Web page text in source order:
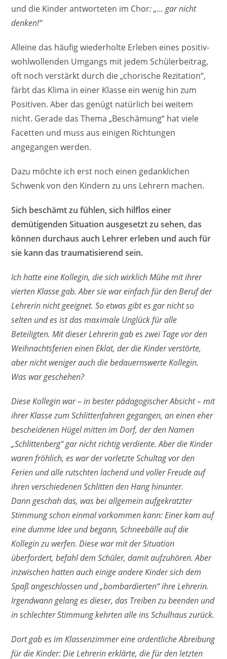
und die Kinder antworteten im Chor: „… gar nicht
denken!“
Alleine das häufig wiederholte Erleben eines positiv-
wohlwollenden Umgangs mit jedem Schülerbeitrag,
oft noch verstärkt durch die „chorische Rezitation“,
färbt das Klima in einer Klasse ein wenig hin zum
Positiven. Aber das genügt natürlich bei weitem
nicht. Gerade das Thema „Beschämung“ hat viele
Facetten und muss aus einigen Richtungen
angegangen werden.
Dazu möchte ich erst noch einen gedanklichen
Schwenk von den Kindern zu uns Lehrern machen.
Sich beschämt zu fühlen, sich hilflos einer
demütigenden Situation ausgesetzt zu sehen, das
können durchaus auch Lehrer erleben und auch für
sie kann das traumatisierend sein.
Ich hatte eine Kollegin, die sich wirklich Mühe mit ihrer
vierten Klasse gab. Aber sie war einfach für den Beruf der
Lehrerin nicht geeignet. So etwas gibt es gar nicht so
selten und es ist das maximale Unglück für alle
Beteiligten. Mit dieser Lehrerin gab es zwei Tage vor den
Weihnachtsferien einen Eklat, der die Kinder verstörte,
aber nicht weniger auch die bedauernswerte Kollegin.
Was war geschehen?
Diese Kollegin war – in bester pädagogischer Absicht – mit
ihrer Klasse zum Schlittenfahren gegangen, an einen eher
bescheidenen Hügel mitten im Dorf, der den Namen
„Schlittenberg“ gar nicht richtig verdiente. Aber die Kinder
waren fröhlich, es war der vorletzte Schultag vor den
Ferien und alle rutschten lachend und voller Freude auf
ihren verschiedenen Schlitten den Hang hinunter.
Dann geschah das, was bei allgemein aufgekratzter
Stimmung schon einmal vorkommen kann: Einer kam auf
eine dumme Idee und begann, Schneebälle auf die
Kollegin zu werfen. Diese war mit der Situation
überfordert, befahl dem Schüler, damit aufzuhören. Aber
inzwischen hatten auch einige andere Kinder sich dem
Spaß angeschlossen und „bombardierten“ ihre Lehrerin.
Irgendwann gelang es dieser, das Treiben zu beenden und
in schlechter Stimmung kehrten alle ins Schulhaus zurück.
Dort gab es im Klassenzimmer eine ordentliche Abreibung
für die Kinder: Die Lehrerin erklärte, die für den letzten